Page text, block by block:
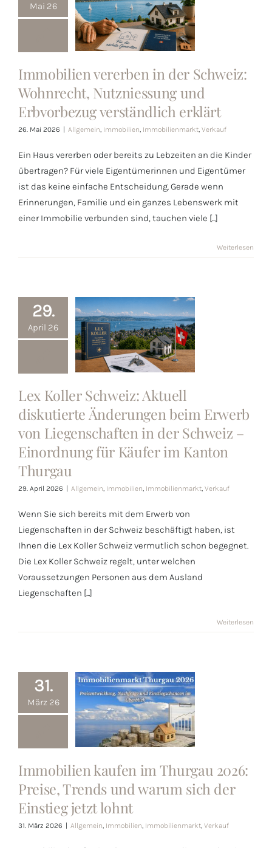
Mai 26
Immobilien
vererben in
der Schweiz:
Wohnrecht,
Nutzniessung
und
verständlich
erklärt
Immobilien vererben in der Schweiz:
Wohnrecht, Nutzniessung und
Erbvorbezug verständlich erklärt
26. Mai 2026 Allgemein, Immobilien, Immobilienmarkt, Verkauf
Ein Haus vererben oder bereits zu Lebzeiten an die Kinder
übertragen? Für viele Eigentümerinnen und Eigentümer
ist das keine einfache Entscheidung. Gerade wenn
Erinnerungen, Familie und ein ganzes Lebenswerk mit
einer Immobilie verbunden sind, tauchen viele [...]
Weiterlesen
29.
April 26
Lex Koller
Schweiz:
Aktuell
diskutierte
Änderungen
beim Erwerb
von
Liegenschaften
in der Schweiz
– Einordnung
Kanton
Thurgau
Lex Koller Schweiz: Aktuell
diskutierte Änderungen beim Erwerb
von Liegenschaften in der Schweiz –
Einordnung für Käufer im Kanton
Thurgau
29. April 2026 Allgemein, Immobilien, Immobilienmarkt, Verkauf
Wenn Sie sich bereits mit dem Erwerb von
Liegenschaften in der Schweiz beschäftigt haben, ist
Ihnen die Lex Koller Schweiz vermutlich schon begegnet.
Die Lex Koller Schweiz regelt, unter welchen
Voraussetzungen Personen aus dem Ausland
Liegenschaften [...]
Weiterlesen
31.
März 26
Immobilien
Thurgau 2026:
Preise, Trends
und warum
sich der
Immobilien kaufen im Thurgau 2026:
Preise, Trends und warum sich der
Einstieg jetzt lohnt
31. März 2026 Allgemein, Immobilien, Immobilienmarkt, Verkauf